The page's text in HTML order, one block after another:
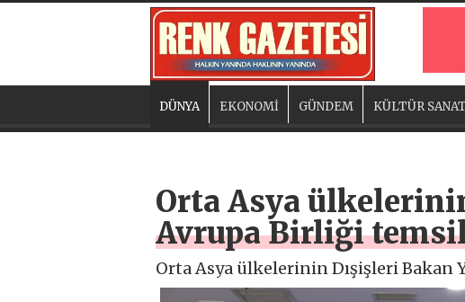
DÜNYA EKONOMİ GÜNDEM KÜLTÜR SANAT
Orta Asya
Avrupa Birliği
Orta Asya ülkelerinin Dışişleri Bakan